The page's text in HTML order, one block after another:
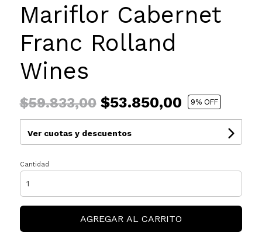
Mariflor Cabernet
Franc Rolland
Wines
$59.833,00$53.850,00 9% OFF
Ver cuotas y descuentos
Cantidad
AGREGAR AL CARRITO